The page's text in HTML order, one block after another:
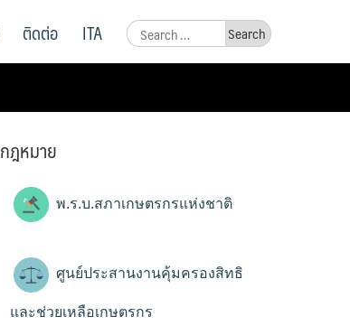
Search
for:
ติดต่อ ITA
กฎหมาย
พ.ร.บ.สภาเกษตรกรแห่งชาติ
ศูนย์ประสานงานคุ้มครองสิทธิ
และช่วยเหลือเกษตรกร